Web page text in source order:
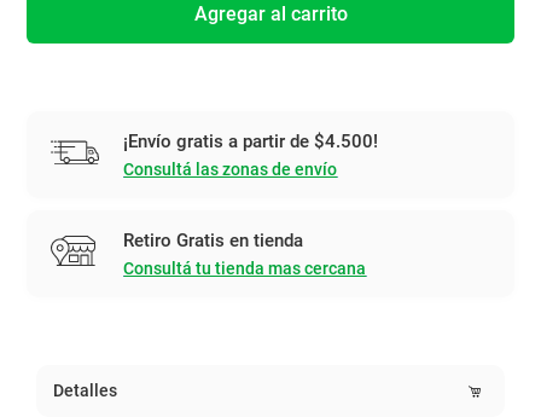
Agregar al carrito
¡Envío gratis a partir de $4.500!
Consultá las zonas de envío
Retiro Gratis en tienda
Consultá tu tienda mas cercana
Detalles